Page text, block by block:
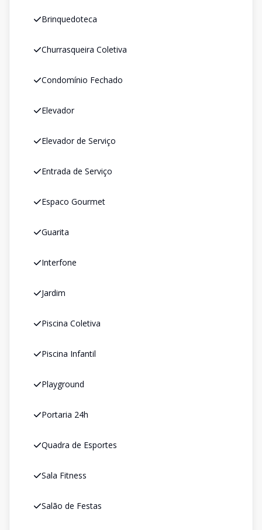
Brinquedoteca
Churrasqueira Coletiva
Condomínio Fechado
Elevador
Elevador de Serviço
Entrada de Serviço
Espaco Gourmet
Guarita
Interfone
Jardim
Piscina Coletiva
Piscina Infantil
Playground
Portaria 24h
Quadra de Esportes
Sala Fitness
Salão de Festas